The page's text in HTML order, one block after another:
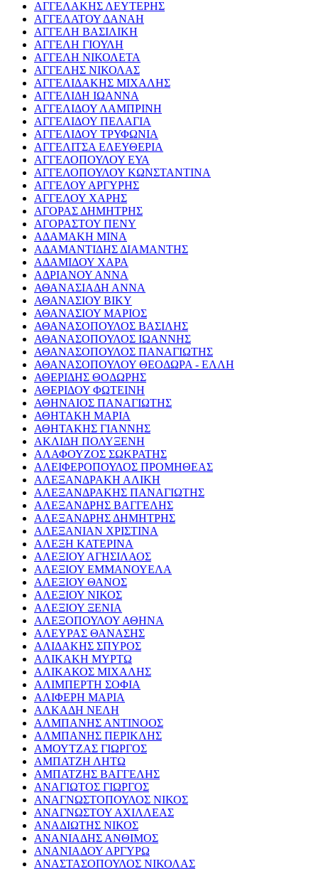
ΑΓΓΕΛΑΚΗΣ ΛΕΥΤΕΡΗΣ
ΑΓΓΕΛΑΤΟΥ ΔΑΝΑΗ
ΑΓΓΕΛΗ ΒΑΣΙΛΙΚΗ
ΑΓΓΕΛΗ ΓΙΟΥΛΗ
ΑΓΓΕΛΗ ΝΙΚΟΛΕΤΑ
ΑΓΓΕΛΗΣ ΝΙΚΟΛΑΣ
ΑΓΓΕΛΙΔΑΚΗΣ ΜΙΧΑΛΗΣ
ΑΓΓΕΛΙΔΗ ΙΩΑΝΝΑ
ΑΓΓΕΛΙΔΟΥ ΛΑΜΠΡΙΝΗ
ΑΓΓΕΛΙΔΟΥ ΠΕΛΑΓΙΑ
ΑΓΓΕΛΙΔΟΥ ΤΡΥΦΩΝΙΑ
ΑΓΓΕΛΙΤΣΑ ΕΛΕΥΘΕΡΙΑ
ΑΓΓΕΛΟΠΟΥΛΟΥ ΕΥΑ
ΑΓΓΕΛΟΠΟΥΛΟΥ ΚΩΝΣΤΑΝΤΙΝΑ
ΑΓΓΕΛΟΥ ΑΡΓΥΡΗΣ
ΑΓΓΕΛΟΥ ΧΑΡΗΣ
ΑΓΟΡΑΣ ΔΗΜΗΤΡΗΣ
ΑΓΟΡΑΣΤΟΥ ΠΕΝΥ
ΑΔΑΜΑΚΗ ΜΙΝΑ
ΑΔΑΜΑΝΤΙΔΗΣ ΔΙΑΜΑΝΤΗΣ
ΑΔΑΜΙΔΟΥ ΧΑΡΑ
ΑΔΡΙΑΝΟΥ ΑΝΝΑ
ΑΘΑΝΑΣΙΑΔΗ ΑΝΝΑ
ΑΘΑΝΑΣΙΟΥ ΒΙΚΥ
ΑΘΑΝΑΣΙΟΥ ΜΑΡΙΟΣ
ΑΘΑΝΑΣΟΠΟΥΛΟΣ ΒΑΣΙΛΗΣ
ΑΘΑΝΑΣΟΠΟΥΛΟΣ ΙΩΑΝΝΗΣ
ΑΘΑΝΑΣΟΠΟΥΛΟΣ ΠΑΝΑΓΙΩΤΗΣ
ΑΘΑΝΑΣΟΠΟΥΛΟΥ ΘΕΟΔΩΡΑ - ΕΛΛΗ
ΑΘΕΡΙΔΗΣ ΘΟΔΩΡΗΣ
ΑΘΕΡΙΔΟΥ ΦΩΤΕΙΝΗ
ΑΘΗΝΑΙΟΣ ΠΑΝΑΓΙΩΤΗΣ
ΑΘΗΤΑΚΗ ΜΑΡΙΑ
ΑΘΗΤΑΚΗΣ ΓΙΑΝΝΗΣ
ΑΚΛΙΔΗ ΠΟΛΥΞΕΝΗ
ΑΛΑΦΟΥΖΟΣ ΣΩΚΡΑΤΗΣ
ΑΛΕΙΦΕΡΟΠΟΥΛΟΣ ΠΡΟΜΗΘΕΑΣ
ΑΛΕΞΑΝΔΡΑΚΗ ΑΛΙΚΗ
ΑΛΕΞΑΝΔΡΑΚΗΣ ΠΑΝΑΓΙΩΤΗΣ
ΑΛΕΞΑΝΔΡΗΣ ΒΑΓΓΕΛΗΣ
ΑΛΕΞΑΝΔΡΗΣ ΔΗΜΗΤΡΗΣ
ΑΛΕΞΑΝΙΑΝ ΧΡΙΣΤΙΝΑ
ΑΛΕΞΗ ΚΑΤΕΡΙΝΑ
ΑΛΕΞΙΟΥ ΑΓΗΣΙΛΑΟΣ
ΑΛΕΞΙΟΥ ΕΜΜΑΝΟΥΕΛΑ
ΑΛΕΞΙΟΥ ΘΑΝΟΣ
ΑΛΕΞΙΟΥ ΝΙΚΟΣ
ΑΛΕΞΙΟΥ ΞΕΝΙΑ
ΑΛΕΞΟΠΟΥΛΟΥ ΑΘΗΝΑ
ΑΛΕΥΡΑΣ ΘΑΝΑΣΗΣ
ΑΛΙΔΑΚΗΣ ΣΠΥΡΟΣ
ΑΛΙΚΑΚΗ ΜΥΡΤΩ
ΑΛΙΚΑΚΟΣ ΜΙΧΑΛΗΣ
ΑΛΙΜΠΕΡΤΗ ΣΟΦΙΑ
ΑΛΙΦΕΡΗ ΜΑΡΙΑ
ΑΛΚΑΔΗ ΝΕΛΗ
ΑΛΜΠΑΝΗΣ ΑΝΤΙΝΟΟΣ
ΑΛΜΠΑΝΗΣ ΠΕΡΙΚΛΗΣ
ΑΜΟΥΤΖΑΣ ΓΙΩΡΓΟΣ
ΑΜΠΑΤΖΗ ΛΗΤΩ
ΑΜΠΑΤΖΗΣ ΒΑΓΓΕΛΗΣ
ΑΝΑΓΙΩΤΟΣ ΓΙΩΡΓΟΣ
ΑΝΑΓΝΩΣΤΟΠΟΥΛΟΣ ΝΙΚΟΣ
ΑΝΑΓΝΩΣΤΟΥ ΑΧΙΛΛΕΑΣ
ΑΝΑΔΙΩΤΗΣ ΝΙΚΟΣ
ΑΝΑΝΙΑΔΗΣ ΑΝΘΙΜΟΣ
ΑΝΑΝΙΑΔΟΥ ΑΡΓΥΡΩ
ΑΝΑΣΤΑΣΟΠΟΥΛΟΣ ΝΙΚΟΛΑΣ